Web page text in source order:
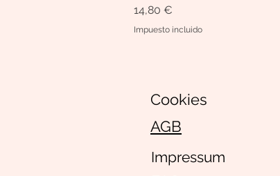
Precio
14,80 €
Impuesto incluido
Cookies
AGB
Impressum